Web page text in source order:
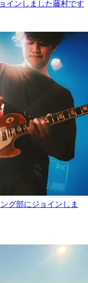
インしました藤村です
グ部にジョインしま